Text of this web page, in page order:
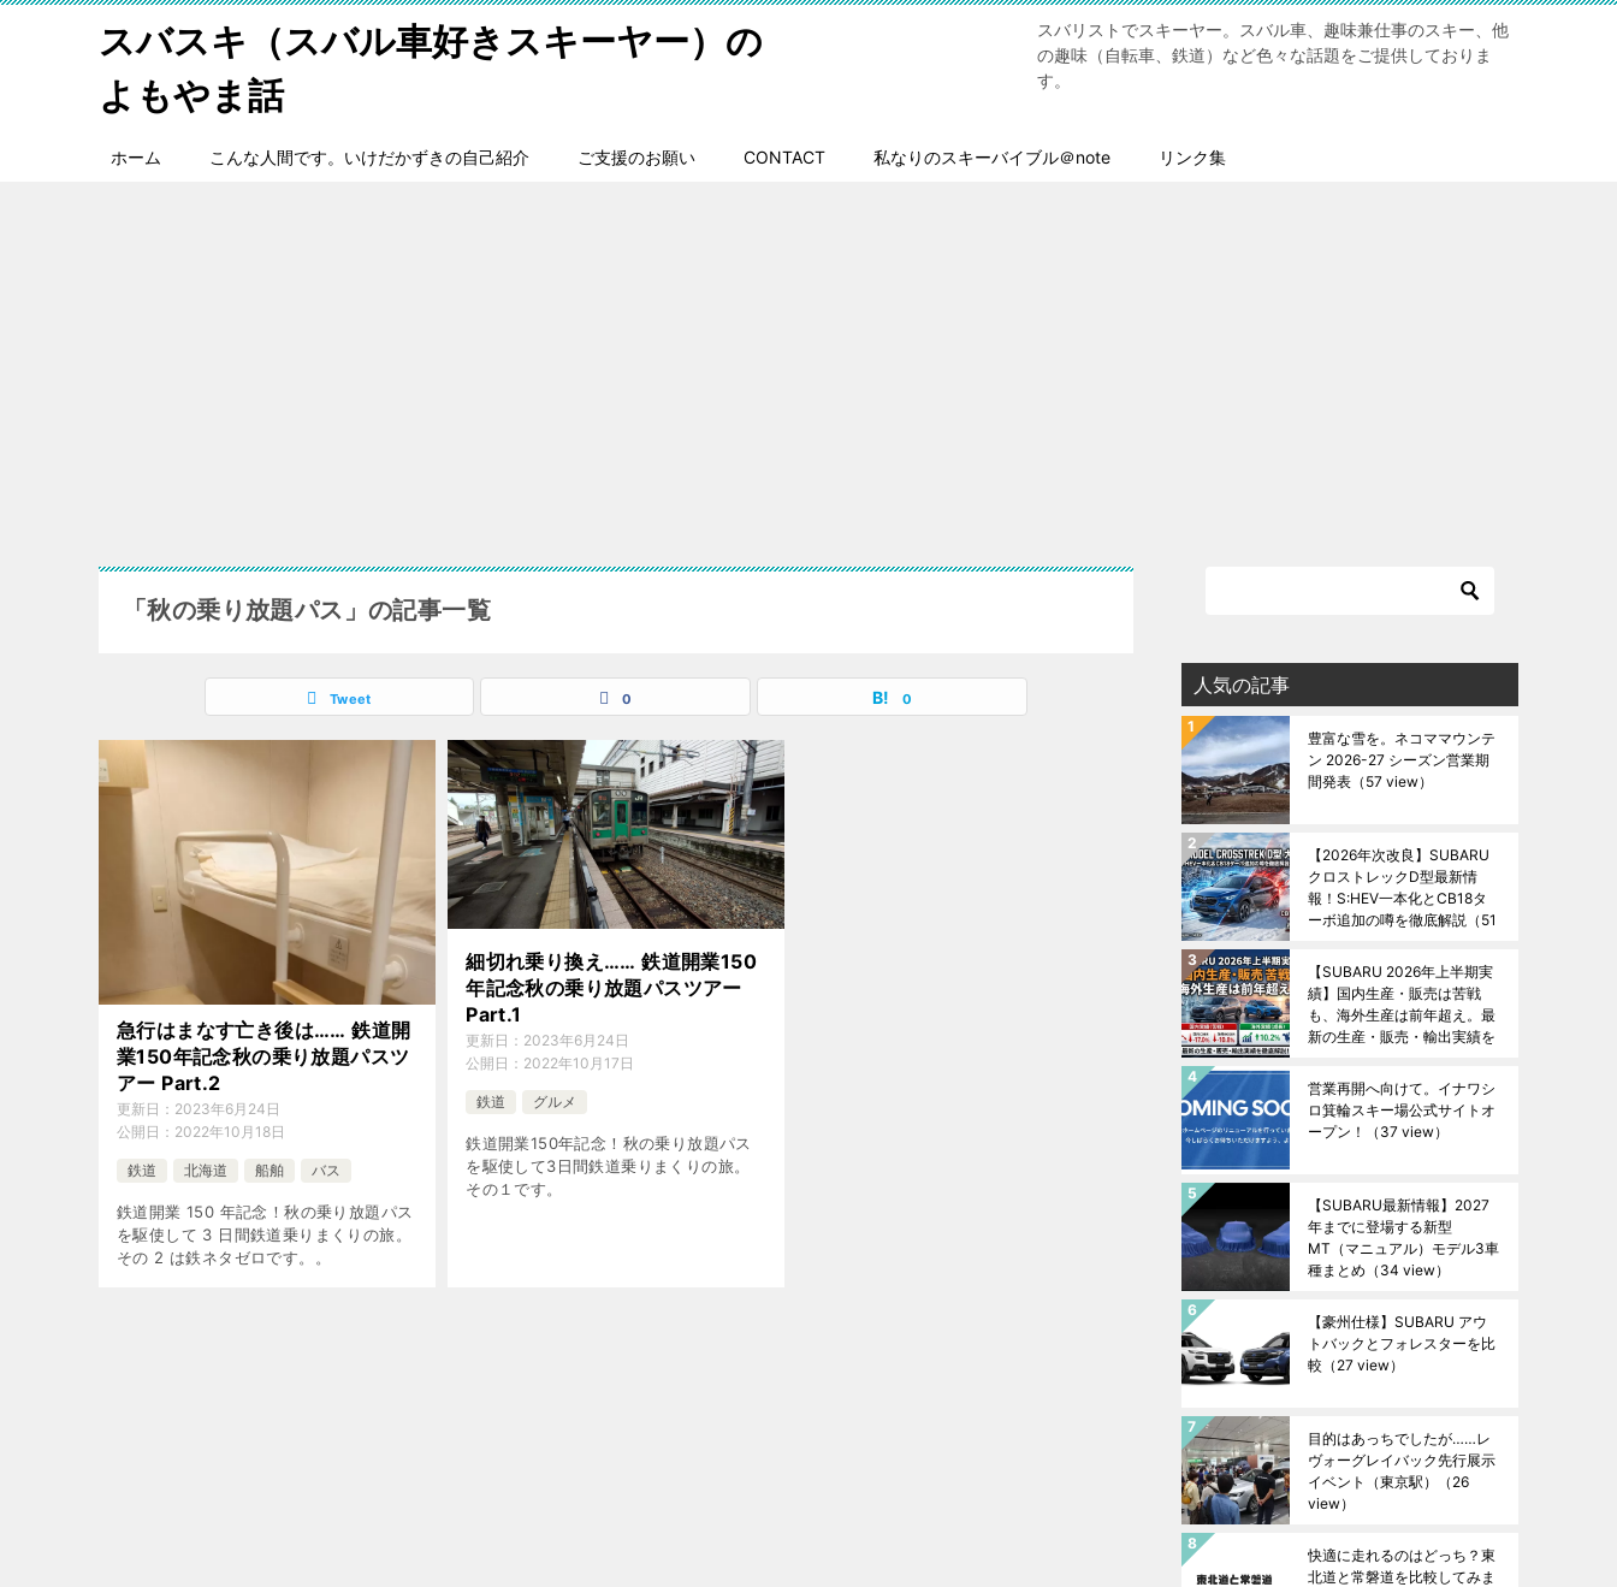
スバスキ（スバル車好きスキーヤー）の
よもやま話
スバリストでスキーヤー。スバル車、趣味兼仕事のスキー、他
の趣味（自転車、鉄道）など色々な話題をご提供しておりま
す。
ホーム こんな人間です。いけだかずきの自己紹介 ご支援のお願い CONTACT 私なりのスキーバイブル＠note リンク集
「秋の乗り放題パス」の記事一覧
Tweet 0 0
急行はまなす亡き後は…… 鉄道開
業150年記念秋の乗り放題パスツ
アー Part.2
更新日： 2023年6月24日
公開日： 2022年10月18日
鉄道 北海道 船舶 バス
鉄道開業 150 年記念！秋の乗り放題パス
を駆使して 3 日間鉄道乗りまくりの旅。
その 2 は鉄ネタゼロです。。
細切れ乗り換え…… 鉄道開業150
年記念秋の乗り放題パスツアー
Part.1
更新日： 2023年6月24日
公開日： 2022年10月17日
鉄道 グルメ
鉄道開業150年記念！秋の乗り放題パス
を駆使して3日間鉄道乗りまくりの旅。
その１です。
人気の記事
豊富な雪を。ネコママウンテ
ン 2026-27 シーズン営業期
間発表 （57 view）
【2026年次改良】SUBARU
クロストレックD型最新情
報！S:HEV一本化とCB18タ
ーボ追加の噂を徹底解説 （51
【SUBARU 2026年上半期実
績】国内生産・販売は苦戦
も、海外生産は前年超え。最
新の生産・販売・輸出実績を
営業再開へ向けて。イナワシ
ロ箕輪スキー場公式サイトオ
ープン！
（37 view）
【SUBARU最新情報】2027
年までに登場する新型
MT（マニュアル）モデル3車
種まとめ （34 view）
【豪州仕様】SUBARU アウ
トバックとフォレスターを比
較 （27 view）
目的はあっちでしたが……レ
ヴォーグレイバック先行展示
イベント（東京駅）
（26
view）
快適に走れるのはどっち？東
北道と常磐道を比較してみま